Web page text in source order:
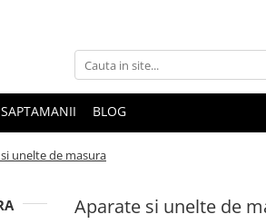
BLOG
unelte de masura
Aparate si unelte de